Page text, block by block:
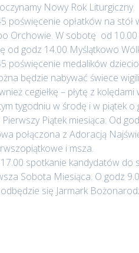
Nowy Rok Liturgiczny.
poświęcenie opłatków na stół
Orchowie. W sobotę od
od godz 14.00 Myślątkowo
poświęcenie medalików
będzie nabywać świece
cegiełkę – płytę z kolędami
tygodniu w środę i w piątek
Piątek miesiąca. Od
połączona z Adoracją
i msza.
spotkanie kandydatów do
Sobota Miesiąca. O godz
się Jarmark